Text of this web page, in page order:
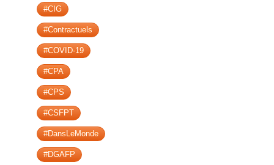
#CIG
#Contractuels
#COVID-19
#CPA
#CPS
#CSFPT
#DansLeMonde
#DGAFP